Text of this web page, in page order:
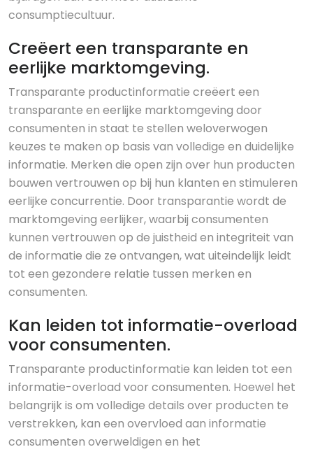
consumptiecultuur.
Creëert een transparante en
eerlijke marktomgeving.
Transparante productinformatie creëert een
transparante en eerlijke marktomgeving door
consumenten in staat te stellen weloverwogen
keuzes te maken op basis van volledige en duidelijke
informatie. Merken die open zijn over hun producten
bouwen vertrouwen op bij hun klanten en stimuleren
eerlijke concurrentie. Door transparantie wordt de
marktomgeving eerlijker, waarbij consumenten
kunnen vertrouwen op de juistheid en integriteit van
de informatie die ze ontvangen, wat uiteindelijk leidt
tot een gezondere relatie tussen merken en
consumenten.
Kan leiden tot informatie-overload
voor consumenten.
Transparante productinformatie kan leiden tot een
informatie-overload voor consumenten. Hoewel het
belangrijk is om volledige details over producten te
verstrekken, kan een overvloed aan informatie
consumenten overweldigen en het